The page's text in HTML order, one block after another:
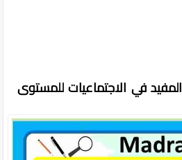
المفيد في الاجتماعياتللمستوى